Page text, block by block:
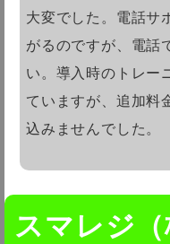
大変でした。電話サ
がるのですが、電話
い。導入時のトレー
ていますが、追加料
込みませんでした。
スマレジ